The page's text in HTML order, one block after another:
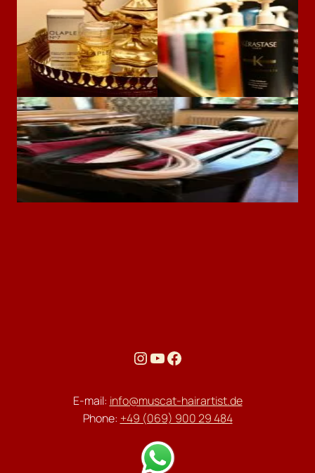
Instagram
YouTube
Facebook
E-mail: info@muscat-hairartist.de
Phone: +49 (069) 900 29 484